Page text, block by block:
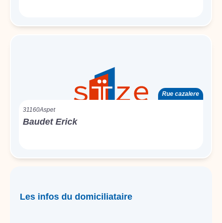
Rue cazalere
31160Aspet
Baudet Erick
Les infos du domiciliataire